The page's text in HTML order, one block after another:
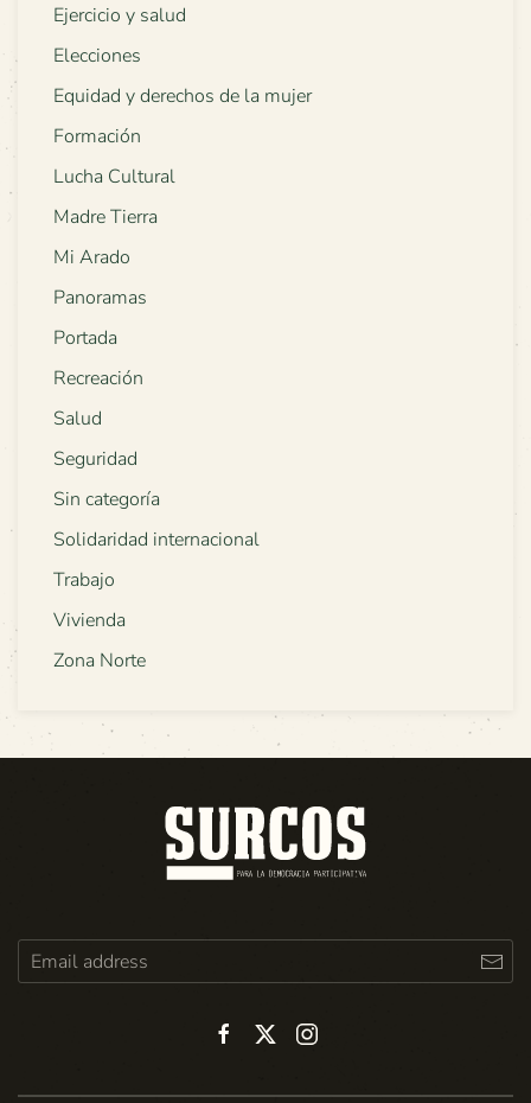
Ejercicio y salud
Elecciones
Equidad y derechos de la mujer
Formación
Lucha Cultural
Madre Tierra
Mi Arado
Panoramas
Portada
Recreación
Salud
Seguridad
Sin categoría
Solidaridad internacional
Trabajo
Vivienda
Zona Norte